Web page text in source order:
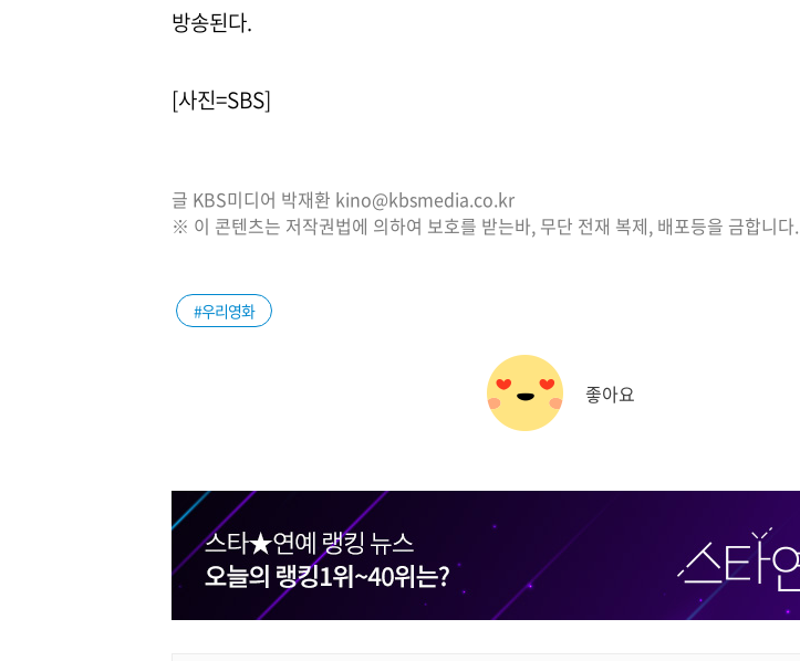
방송된다.
[사진=SBS]
글 KBS미디어 박재환 kino@kbsmedia.co.kr
※ 이 콘텐츠는 저작권법에 의하여 보호를 받는바, 무단 전재 복제, 배포등을 금합니다.
#우리영화
좋아요